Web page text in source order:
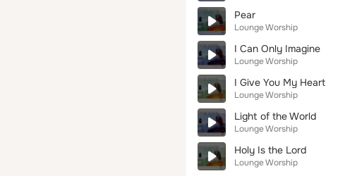
Pear
Lounge Worship
I Can Only Imagine
Lounge Worship
I Give You My Heart
Lounge Worship
Light of the World
Lounge Worship
Holy Is the Lord
Lounge Worship